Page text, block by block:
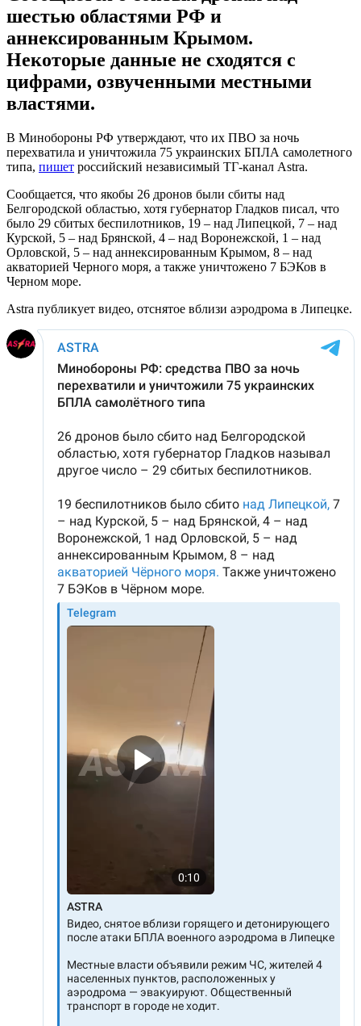
шестью областями РФ и
аннексированным Крымом.
Некоторые данные не сходятся с
цифрами, озвученными местными
властями.
В Минобороны РФ утверждают, что их ПВО за ночь
перехватила и уничтожила 75 украинских БПЛА самолетного
типа, пишет российский независимый ТГ-канал Astra.
Сообщается, что якобы 26 дронов были сбиты над
Белгородской областью, хотя губернатор Гладков писал, что
было 29 сбитых беспилотников, 19 – над Липецкой, 7 – над
Курской, 5 – над Брянской, 4 – над Воронежской, 1 – над
Орловской, 5 – над аннексированным Крымом, 8 – над
акваторией Черного моря, а также уничтожено 7 БЭКов в
Черном море.
Astra публикует видео, отснятое вблизи аэродрома в Липецке.